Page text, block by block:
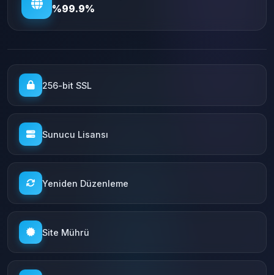
%99.9%
256-bit SSL
Sunucu Lisansı
Yeniden Düzenleme
Site Mührü